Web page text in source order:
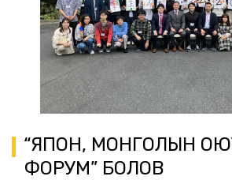
“ЯПОН, МОНГОЛЫН
ФОРУМ” БОЛОВ